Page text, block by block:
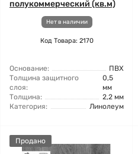
полукоммерческий (кв.м)
Нет в наличии
Код Товара: 2170
Основание:
ПВХ
Толщина защитного
слоя:
0,5
мм
Толщина:
2,2 мм
Категория:
Линолеум
Продано